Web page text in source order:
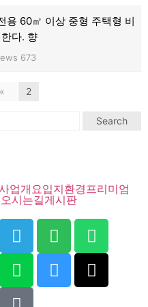
용 60㎡ 이상 중형 주택형 비
다. 향
673
« 2
Search
업개요입지환경프리미엄
오시는길게시판